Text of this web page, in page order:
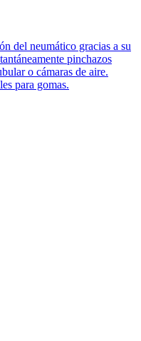
del neumático gracias a su
pinchazos
o cámaras de aire.
para gomas.